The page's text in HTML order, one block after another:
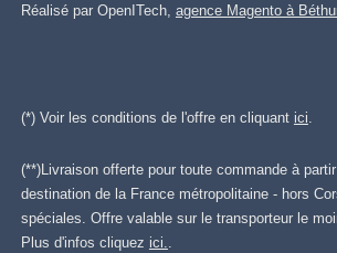
Réalisé par OpenITech, agence Magento à
(*) Voir les conditions de l'offre en cliquant ici
(**)Livraison offerte pour toute commande à
destination de la France métropolitaine - hors
spéciales. Offre valable sur le transporteur le
Plus d'infos cliquez ici.